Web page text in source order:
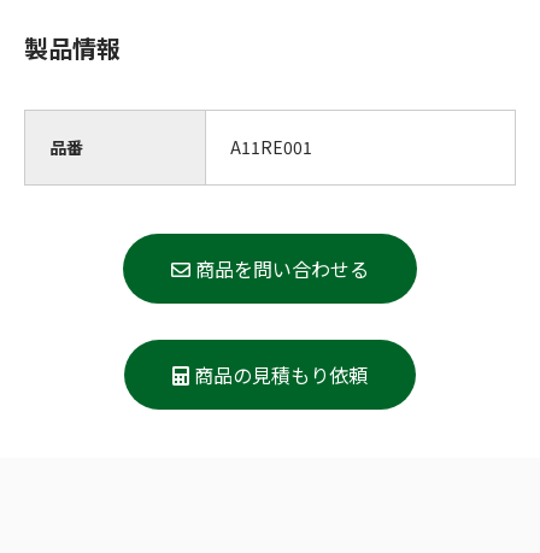
製品情報
品番 A11RE001
商品を問い合わせる
商品の見積もり依頼